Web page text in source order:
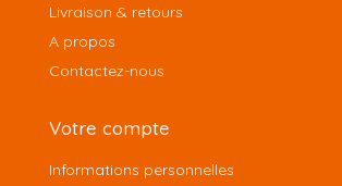
Livraison & retours
A propos
Contactez-nous
Votre compte
Informations personnelles